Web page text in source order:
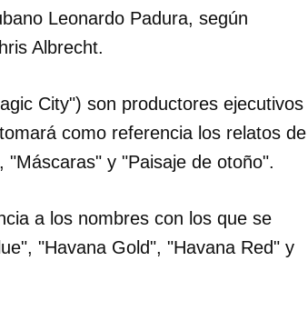
Leonardo Padura, según
Albrecht.
City") son productores ejecutivos
como referencia los relatos de
y "Paisaje de otoño".
a los nombres con los que se
"Havana Gold", "Havana Red" y